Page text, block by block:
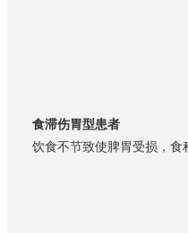
食滞伤胃型患者
饮食不节致使脾胃受损，食积